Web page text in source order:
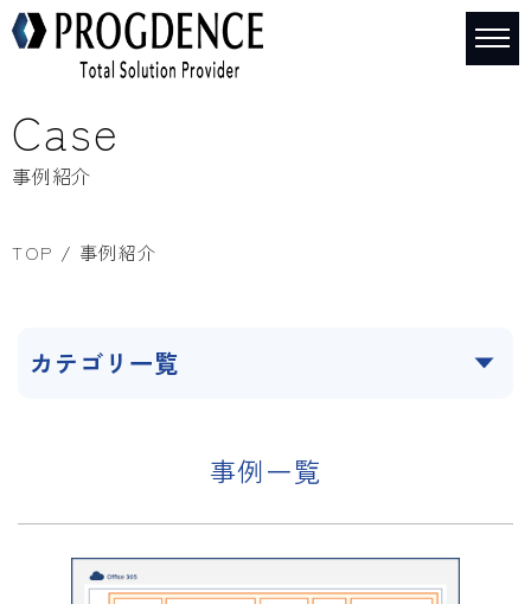
Case
事例紹介
TOP 事例紹介
カテゴリ一覧
事例一覧